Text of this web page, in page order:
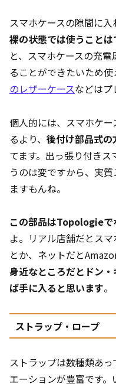
スマホケースの隙間に入
裸の状態では使うこと
と、スマホケースの充
ることができたいため
のレザーケースなどはプ
個人的には、スマホケ
るより、 後付け部品式の
てます。出っ張り付き
うのは変ですから、実
ますもんね。
この部品はTopologieで
よ。リアル店舗だとス
とか、ネットだと
身近なところだとドン
ば手に入ると思います。
ストラップ・ロープ
ストラップは数種類あ
エーションが豊富です。